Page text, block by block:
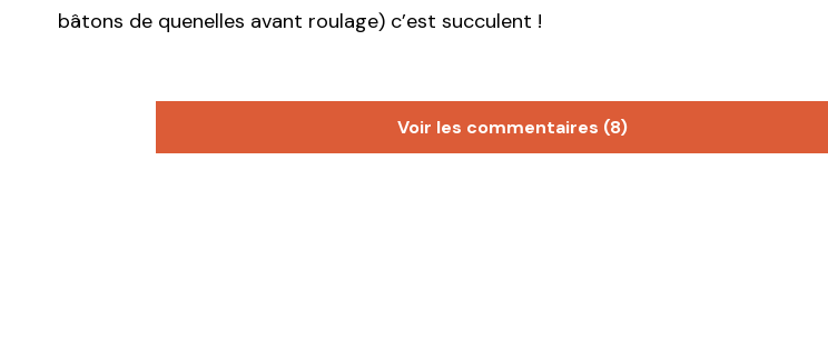
bâtons de quenelles avant roulage) c’est succulent !
Voir les commentaires (8)